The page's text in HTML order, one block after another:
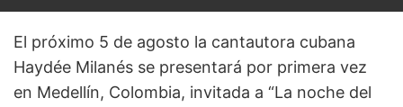
El próximo 5 de agosto la cantautora cubana
Haydée Milanés se presentará por primera vez
en Medellín, Colombia, invitada a “La noche del